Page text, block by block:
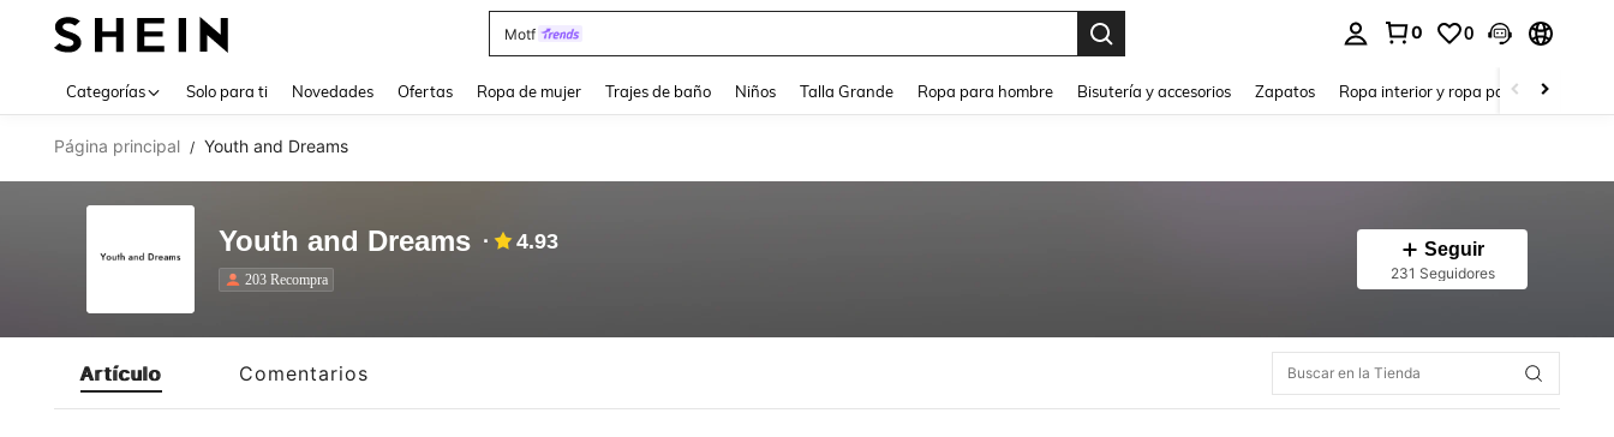
Motf
0 0
Categorías Solo para ti Novedades Ofertas Ropa de mujer Trajes de baño Niños Talla Grande Ropa para hombre Bisutería y accesorios Zapatos Ropa interior y ropa para dormir
Página principal / Youth and Dreams
Youth and Dreams 4.93
203 Recompra
Seguir
231 Seguidores
Artículo Comentarios